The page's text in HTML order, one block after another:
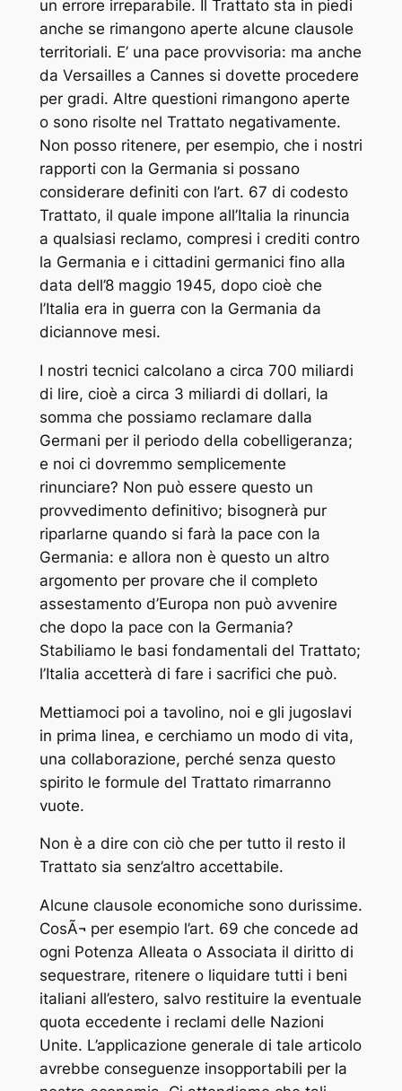
un errore irreparabile. Il Trattato sta in piedi
anche se rimangono aperte alcune clausole
territoriali. E’ una pace provvisoria: ma anche
da Versailles a Cannes si dovette procedere
per gradi. Altre questioni rimangono aperte
o sono risolte nel Trattato negativamente.
Non posso ritenere, per esempio, che i nostri
rapporti con la Germania si possano
considerare definiti con l’art. 67 di codesto
Trattato, il quale impone all’Italia la rinuncia
a qualsiasi reclamo, compresi i crediti contro
la Germania e i cittadini germanici fino alla
data dell’8 maggio 1945, dopo cioè che
l’Italia era in guerra con la Germania da
diciannove mesi.
I nostri tecnici calcolano a circa 700 miliardi
di lire, cioè a circa 3 miliardi di dollari, la
somma che possiamo reclamare dalla
Germani per il periodo della cobelligeranza;
e noi ci dovremmo semplicemente
rinunciare? Non può essere questo un
provvedimento definitivo; bisognerà pur
riparlarne quando si farà la pace con la
Germania: e allora non è questo un altro
argomento per provare che il completo
assestamento d’Europa non può avvenire
che dopo la pace con la Germania?
Stabiliamo le basi fondamentali del Trattato;
l’Italia accetterà di fare i sacrifici che può.
Mettiamoci poi a tavolino, noi e gli jugoslavi
in prima linea, e cerchiamo un modo di vita,
una collaborazione, perché senza questo
spirito le formule del Trattato rimarranno
vuote.
Non è a dire con ciò che per tutto il resto il
Trattato sia senz’altro accettabile.
Alcune clausole economiche sono durissime.
CosÃ¬ per esempio l’art. 69 che concede ad
ogni Potenza Alleata o Associata il diritto di
sequestrare, ritenere o liquidare tutti i beni
italiani all’estero, salvo restituire la eventuale
quota eccedente i reclami delle Nazioni
Unite. L’applicazione generale di tale articolo
avrebbe conseguenze insopportabili per la